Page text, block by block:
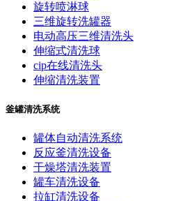
旋转喷淋球
三维旋转洗罐器
电动高压三维清洗头
伸缩式清洗球
cip在线清洗头
伸缩清洗装置
釜罐清洗系统
罐体自动清洗系统
反应釜清洗设备
干燥塔清洗装置
罐车清洗设备
拉缸清洗设备